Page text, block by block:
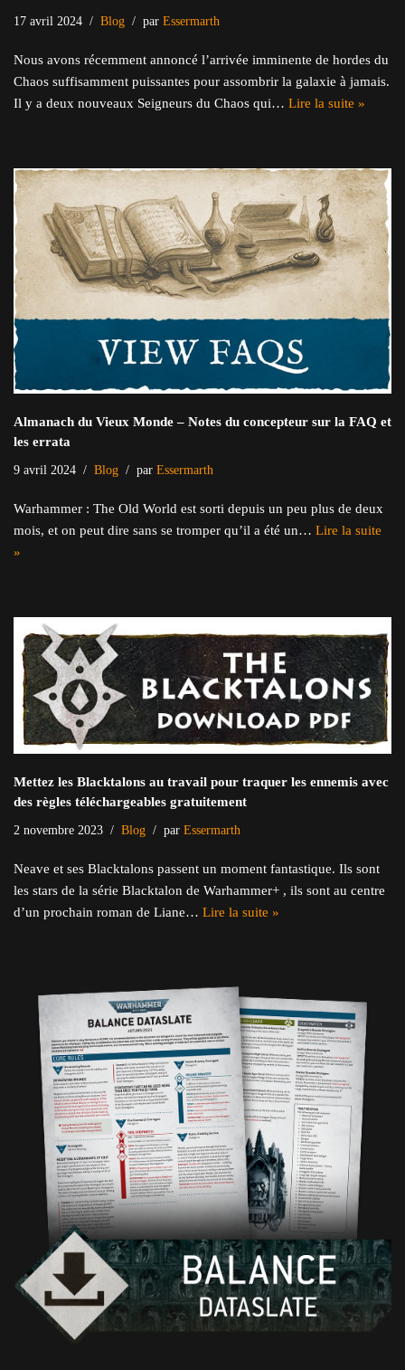
17 avril 2024 Blog par Essermarth
Nous avons récemment annoncé l’arrivée imminente de hordes du
Chaos suffisamment puissantes pour assombrir la galaxie à jamais.
Il y a deux nouveaux Seigneurs du Chaos qui… Lire la suite »
Almanach du Vieux Monde – Notes du concepteur sur la FAQ et
les errata
9 avril 2024 Blog par Essermarth
Warhammer : The Old World est sorti depuis un peu plus de deux
mois, et on peut dire sans se tromper qu’il a été un… Lire la suite
»
Mettez les Blacktalons au travail pour traquer les ennemis avec
des règles téléchargeables gratuitement
2 novembre 2023 Blog par Essermarth
Neave et ses Blacktalons passent un moment fantastique. Ils sont
les stars de la série Blacktalon de Warhammer+ , ils sont au centre
d’un prochain roman de Liane… Lire la suite »